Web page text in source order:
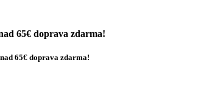
65€ doprava zdarma!
65€ doprava zdarma!